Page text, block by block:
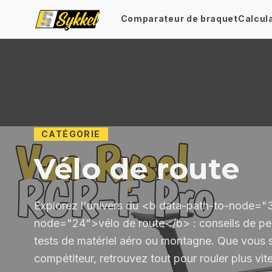
Comparateur de braquet
CATÉGORIE
Vélo de route
Explorez l'univers du <b data-path-to-
node="24">vélo de route</b> : conseils de
tests de matériel aéro ou montagne. Que
compétiteur, retrouvez tout pour rouler plus